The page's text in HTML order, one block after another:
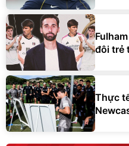
đôi trẻ
Thực